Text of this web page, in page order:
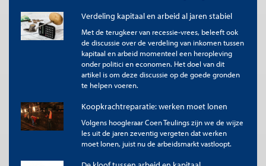
lastendruk op het arbeidsinkomen de evenwichtswerkloosheid
opstuwen. Dat is de omvang van de werkloosheid bij een
economie zonder spanningen. De door GroenLinks-PvdA
gewenste stijging van de quote blijft dus na verloop van tijd
achterwege, maar de werkloosheid belandt wel blijvend op een
in de sector bedrijven heeft ook grote
gevolgen voor de overheidsfinanciën. Wil
de overheid concurrerend blijven op de
arbeidsmarkt, dan zullen de salarissen van
Verdeling kapitaal en arbeid al jaren stabiel
Met de terugkeer van recessie-vrees, beleeft ook
de discussie over de verdeling van inkomen tussen
kapitaal en arbeid momenteel een heropleving
onder politici en economen. Het doel van dit
artikel is om deze discussie op de goede gronden
te helpen voeren.
Koopkrachtreparatie: werken moet lonen
Volgens hoogleraar Coen Teulings zijn we de wijze
les uit de jaren zeventig vergeten dat werken
moet lonen, juist nu de arbeidsmarkt vastloopt.